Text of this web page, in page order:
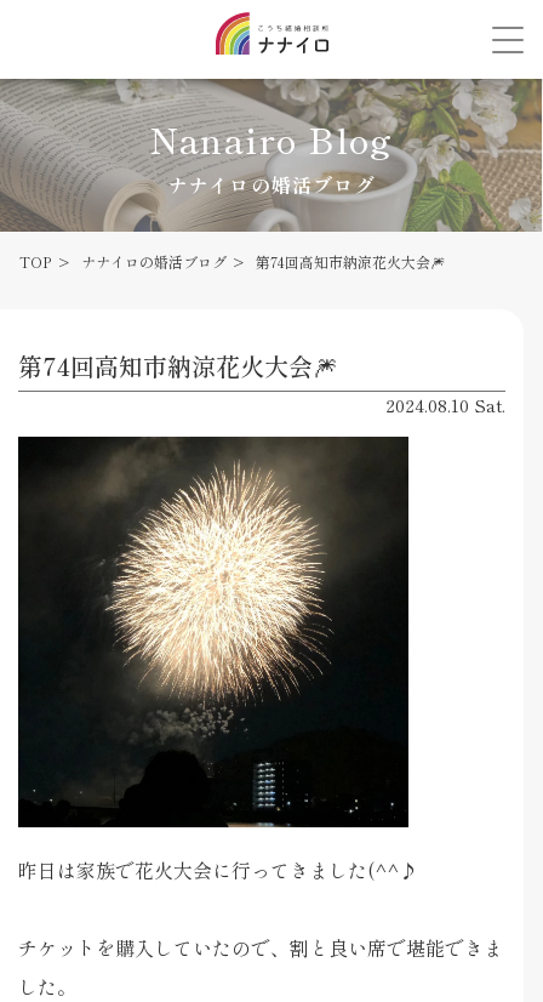
Nanairo Blog
ナナイロの婚活ブログ
TOP ナナイロの婚活ブログ 第74回高知市納涼花火大会🎆
第74回高知市納涼花火大会🎆
2024.08.10 Sat.
昨日は家族で花火大会に行ってきました(^^♪
チケットを購入していたので、割と良い席で堪能できま
した。